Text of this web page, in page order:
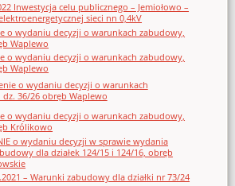
Inwestycja celu publicznego – Jemiołowo –
sieci nn 0,4kV
o wydaniu decyzji o warunkach zabudowy,
Waplewo
o wydaniu decyzji o warunkach zabudowy,
Waplewo
o wydaniu decyzji o warunkach
36/26 obręb Waplewo
o wydaniu decyzji o warunkach zabudowy,
Królikowo
o wydaniu decyzji w sprawie wydania
dla działek 124/15 i 124/16, obręb
– Warunki zabudowy dla działki nr 73/24